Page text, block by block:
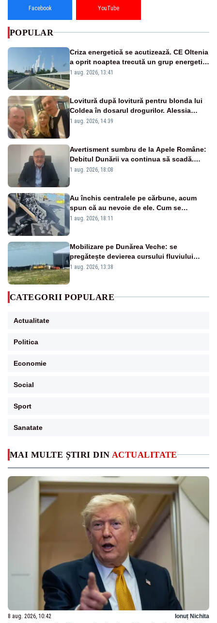
MAI MULTE ȘTIRI DIN ACTUALITATE
8 aug. 2026, 10:42 Ionuț Nichita
Facebook YouTube
POPULAR
Criza energetică se acutizează. CE Oltenia
a oprit noaptea trecută un grup energetic
de la Rovinari
1 aug. 2026, 13:41
Lovitură după lovitură pentru blonda lui
Coldea în dosarul drogurilor. Alessia
Păcuraru explică decizia magistraților
1 aug. 2026, 14:39
Avertisment sumbru de la Apele Române:
Debitul Dunării va continua să scadă.
Cernavodă s-ar putea închide în 4 zile
1 aug. 2026, 18:08
Au închis centralele pe cărbune, acum
spun că au nevoie de ele. Cum se
pasează vina în plină criză energetică
1 aug. 2026, 18:11
Mobilizare pe Dunărea Veche: se
pregătește devierea cursului fluviului
către Cernavodă – VIDEO
1 aug. 2026, 13:38
CATEGORII POPULARE
Actualitate
Politica
Economie
Social
Sport
Sanatate